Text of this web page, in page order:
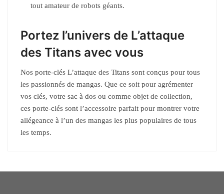
tout amateur de robots géants.
Portez l’univers de L’attaque
des Titans avec vous
Nos porte-clés L’attaque des Titans sont conçus pour tous
les passionnés de mangas. Que ce soit pour agrémenter
vos clés, votre sac à dos ou comme objet de collection,
ces porte-clés sont l’accessoire parfait pour montrer votre
allégeance à l’un des mangas les plus populaires de tous
les temps.